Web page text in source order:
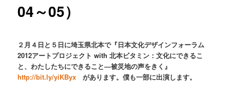
04～05）
２月４日と５日に埼玉県北本で『日本文化デザインフォーラム
2012アートプロジェクト with 北本ビタミン：文化にできるこ
と、わたしたちにできること―被災地の声をきく』
http://bit.ly/yiKByx があります。僕も一部に出演します。